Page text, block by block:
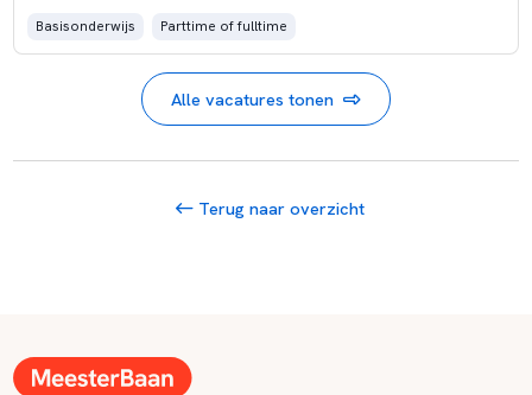
Basisonderwijs Parttime of fulltime
Alle vacatures tonen
Terug naar overzicht